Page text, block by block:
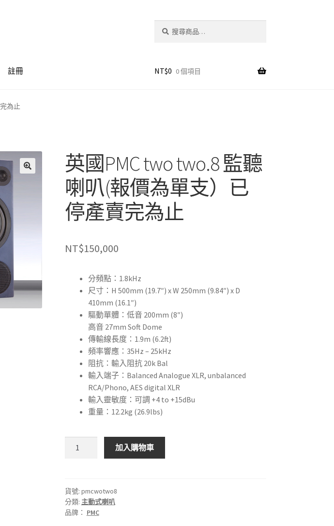
字:
註冊 NT$0 0 個項目
為止
英國PMC two two.8 監聽
喇叭(報價為單支）已
停產賣完為止
NT$150,000
分頻點： 1.8kHz
尺寸：H 500mm (19.7″) x W 250mm (9.84″) x D
410mm (16.1″)
驅動單體：低音 200mm (8″)
高音 27mm Soft Dome
傳輸線長度：1.9m (6.2ft)
頻率響應：35Hz – 25kHz
阻抗：輸入阻抗20k Bal
輸入端子： Balanced Analogue XLR, unbalanced
RCA/Phono, AES digital XLR
輸入靈敏度：可調 +4 to +15dBu
重量：12.2kg (26.9lbs)
two.8
監
聽
加入購物車
貨號: pmcwotwo8
分類: 主動式喇叭
品牌： PMC